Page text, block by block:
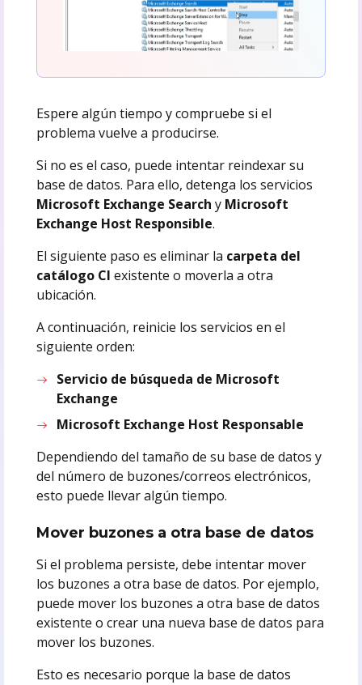
Espere algún tiempo y compruebe si el
problema vuelve a producirse.
Si no es el caso, puede intentar reindexar su
base de datos. Para ello, detenga los servicios
Microsoft Exchange Search y Microsoft
Exchange Host Responsible.
El siguiente paso es eliminar la carpeta del
catálogo CI existente o moverla a otra
ubicación.
A continuación, reinicie los servicios en el
siguiente orden:
Servicio de búsqueda de Microsoft
Exchange
Microsoft Exchange Host Responsable
Dependiendo del tamaño de su base de datos y
del número de buzones/correos electrónicos,
esto puede llevar algún tiempo.
Mover buzones a otra base de datos
Si el problema persiste, debe intentar mover
los buzones a otra base de datos. Por ejemplo,
puede mover los buzones a otra base de datos
existente o crear una nueva base de datos para
mover los buzones.
Esto es necesario porque la base de datos